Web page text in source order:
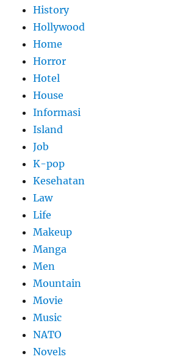
History
Hollywood
Home
Horror
Hotel
House
Informasi
Island
Job
K-pop
Kesehatan
Law
Life
Makeup
Manga
Men
Mountain
Movie
Music
NATO
Novels